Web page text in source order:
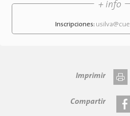
+ info
Inscripciones:
Imprimir
Compartir